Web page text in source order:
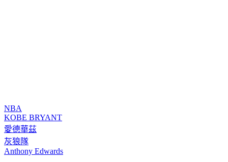
KOBE BRYANT
愛德華茲
灰狼隊
Anthony Edwards